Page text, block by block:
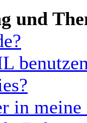
und
in meine